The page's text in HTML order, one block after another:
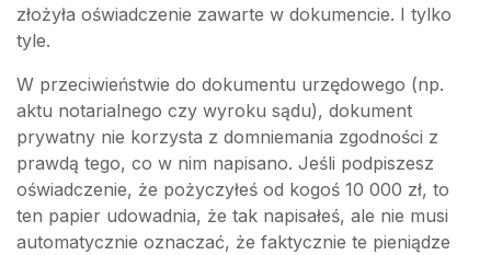
złożyła oświadczenie zawarte w dokumencie. I tylko
tyle.
W przeciwieństwie do dokumentu urzędowego (np.
aktu notarialnego czy wyroku sądu), dokument
prywatny nie korzysta z domniemania zgodności z
prawdą tego, co w nim napisano. Jeśli podpiszesz
oświadczenie, że pożyczyłeś od kogoś 10 000 zł, to
ten papier udowadnia, że tak napisałeś, ale nie musi
automatycznie oznaczać, że faktycznie te pieniądze